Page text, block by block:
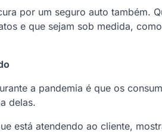
por um seguro auto também.
e que sejam sob medida,
a pandemia é que os
delas.
está atendendo ao cliente,